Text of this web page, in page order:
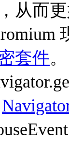
从而
套件。